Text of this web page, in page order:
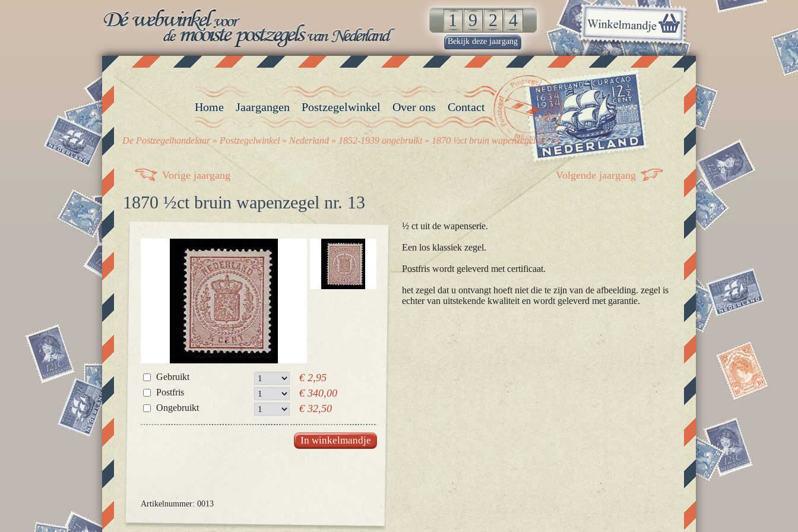
Vorige jaargang Volgende jaargang
1870 ½ct bruin wapenzegel nr. 13
Gebruikt € 2,95
Postfris € 340,00
Ongebruikt € 32,50
Artikelnummer: 0013
In winkelmandje
½ ct uit de wapenserie.
Een los klassiek zegel.
Postfris wordt geleverd met certificaat.
het zegel dat u ontvangt hoeft niet die te zijn van de afbeelding. zegel is
echter van uitstekende kwaliteit en wordt geleverd met garantie.
Home Jaargangen Postzegelwinkel Over ons Contact
De Postzegelhandelaar» Postzegelwinkel » Nederland » 1852-1939 ongebruikt» 1870 ½ct bruin wapenzegel nr. 13
Bekijk deze jaargang